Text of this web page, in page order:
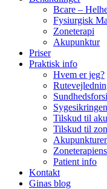
Bcare –
Fysiurgisk
Zoneterapi
Akupunktur
Priser
Praktisk info
Hvem er jeg?
Tilskud til
Tilskud til
Patient info
Kontakt
Ginas blog